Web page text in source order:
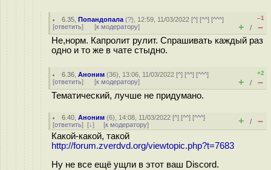
6.35 ,Попандопала (?), 12:59, 11/03/2022 [^] [^^] [^^^]
[ответить] [к модератору]
–1
+ / –
Не,норм. Капролит рулит. Спрашивать каждый раз
одно и то же в чате стыдно.
6.36 ,Аноним (36), 13:06, 11/03/2022 [^] [^^] [^^^]
[ответить] [к модератору]
+2
+ / –
Тематический, лучше не придумано.
6.40 ,Аноним (6), 14:08, 11/03/2022 [^] [^^] [^^^]
[ответить] [↓] [к модератору] + / –
Какой-какой, такой
http://forum.zverdvd.org/viewtopic.php?t=7683
Ну не все ещё ущли в этот ваш Discord.